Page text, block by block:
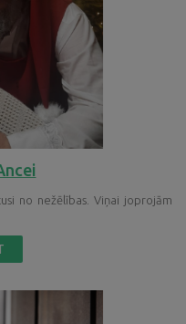
no nežēlības. Viņai joprojām